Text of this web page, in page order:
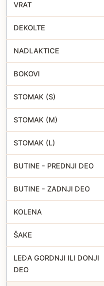
VRAT
DEKOLTE
NADLAKTICE
BOKOVI
STOMAK (S)
STOMAK (M)
STOMAK (L)
BUTINE - PREDNJI DEO
BUTINE - ZADNJI DEO
KOLENA
ŠAKE
LEĐA GORDNJI ILI DONJI
DEO